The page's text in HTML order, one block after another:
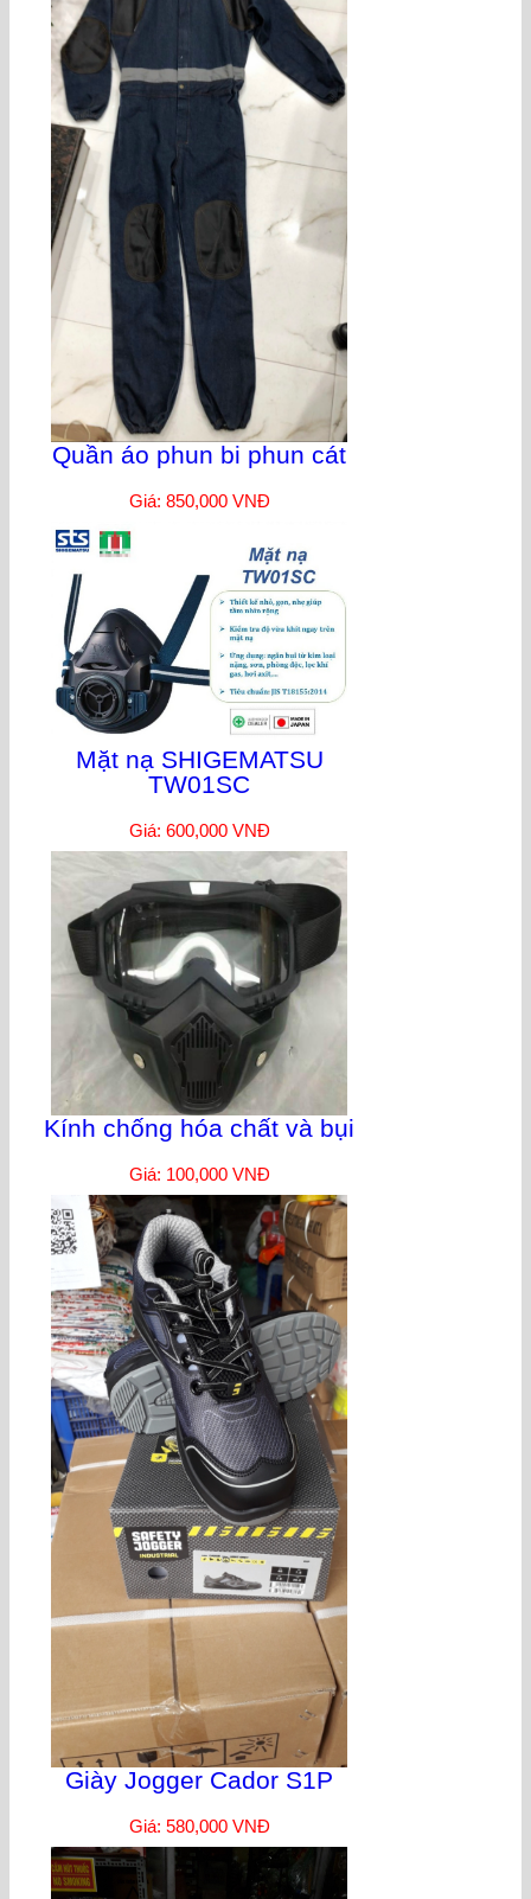
Quần áo phun bi phun cát
Giá: 850,000 VNĐ
Mặt nạ SHIGEMATSU
TW01SC
Giá: 600,000 VNĐ
Kính chống hóa chất và bụi
Giá: 100,000 VNĐ
Giày Jogger Cador S1P
Giá: 580,000 VNĐ